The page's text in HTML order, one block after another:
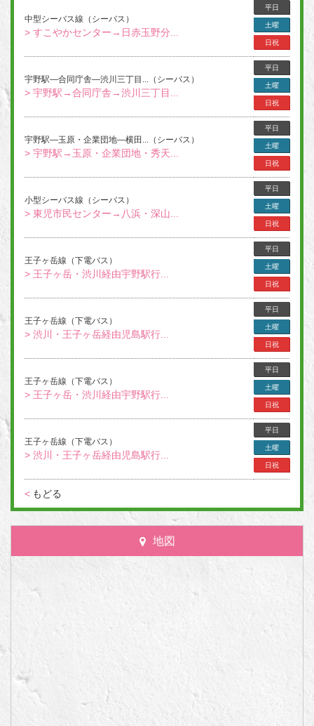
中型シーバス線（シーバス）
> すこやかセンター→日赤玉野分...
平日
土曜
日祝
宇野駅―合同庁舎―渋川三丁目...（シーバス）
> 宇野駅→合同庁舎→渋川三丁目...
平日
土曜
日祝
宇野駅―玉原・企業団地―横田...（シーバス）
> 宇野駅→玉原・企業団地・秀天...
平日
土曜
日祝
小型シーバス線（シーバス）
> 東児市民センター→八浜・深山...
平日
土曜
日祝
王子ヶ岳線（下電バス）
> 王子ヶ岳・渋川経由宇野駅行...
平日
土曜
日祝
王子ヶ岳線（下電バス）
> 渋川・王子ヶ岳経由児島駅行...
平日
土曜
日祝
王子ヶ岳線（下電バス）
> 王子ヶ岳・渋川経由宇野駅行...
平日
土曜
日祝
王子ヶ岳線（下電バス）
> 渋川・王子ヶ岳経由児島駅行...
平日
土曜
日祝
< もどる
地図